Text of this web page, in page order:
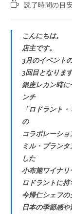
読了時間の目
こんにちは。
店主です。
3月のイベント
3回目となります
銀座レカン時
ンチ
「ロドラント
の
コラボレーショ
ミル・プラン
した
小布施ワイナリ
ロドラントに持
今帰仁シェフの
日本の季節感